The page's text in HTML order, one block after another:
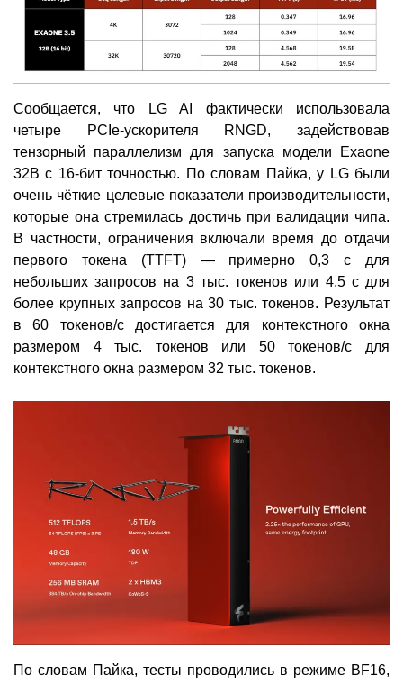
Сообщается, что LG AI фактически использовала
четыре PCIe-ускорителя RNGD, задействовав
тензорный параллелизм для запуска модели Exaone
32B с 16-бит точностью. По словам Пайка, у LG были
очень чёткие целевые показатели производительности,
которые она стремилась достичь при валидации чипа.
В частности, ограничения включали время до отдачи
первого токена (TTFT) — примерно 0,3 с для
небольших запросов на 3 тыс. токенов или 4,5 с для
более крупных запросов на 30 тыс. токенов. Результат
в 60 токенов/с достигается для контекстного окна
размером 4 тыс. токенов или 50 токенов/с для
контекстного окна размером 32 тыс. токенов.
По словам Пайка, тесты проводились в режиме BF16,